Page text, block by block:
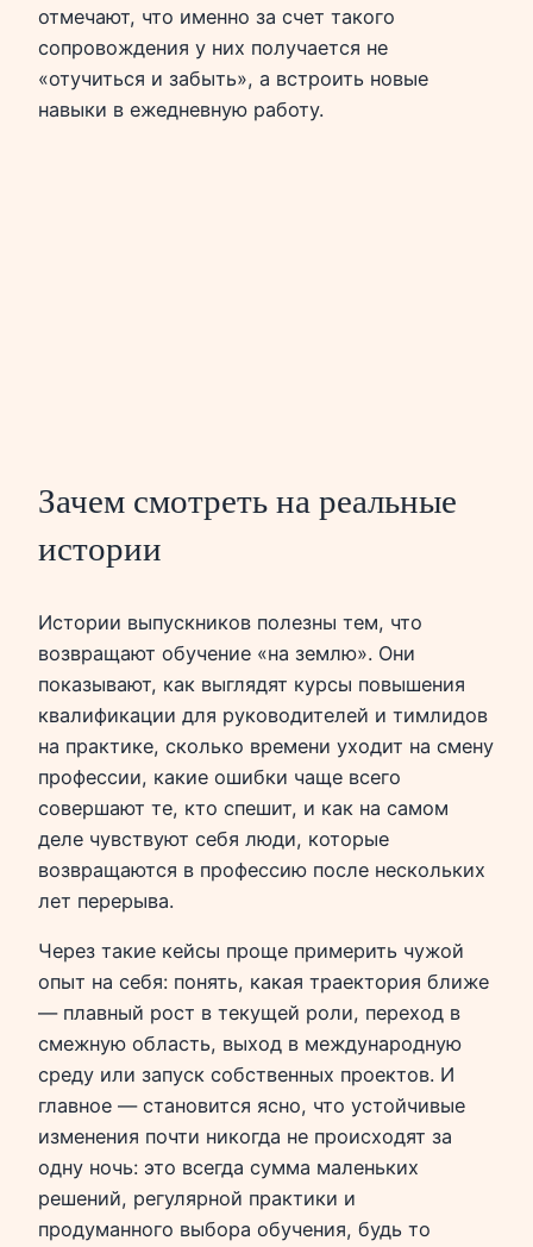
отмечают, что именно за счет такого
сопровождения у них получается не
«отучиться и забыть», а встроить новые
навыки в ежедневную работу.
Зачем смотреть на реальные
истории
Истории выпускников полезны тем, что
возвращают обучение «на землю». Они
показывают, как выглядят курсы повышения
квалификации для руководителей и тимлидов
на практике, сколько времени уходит на смену
профессии, какие ошибки чаще всего
совершают те, кто спешит, и как на самом
деле чувствуют себя люди, которые
возвращаются в профессию после нескольких
лет перерыва.
Через такие кейсы проще примерить чужой
опыт на себя: понять, какая траектория ближе
— плавный рост в текущей роли, переход в
смежную область, выход в международную
среду или запуск собственных проектов. И
главное — становится ясно, что устойчивые
изменения почти никогда не происходят за
одну ночь: это всегда сумма маленьких
решений, регулярной практики и
продуманного выбора обучения, будь то